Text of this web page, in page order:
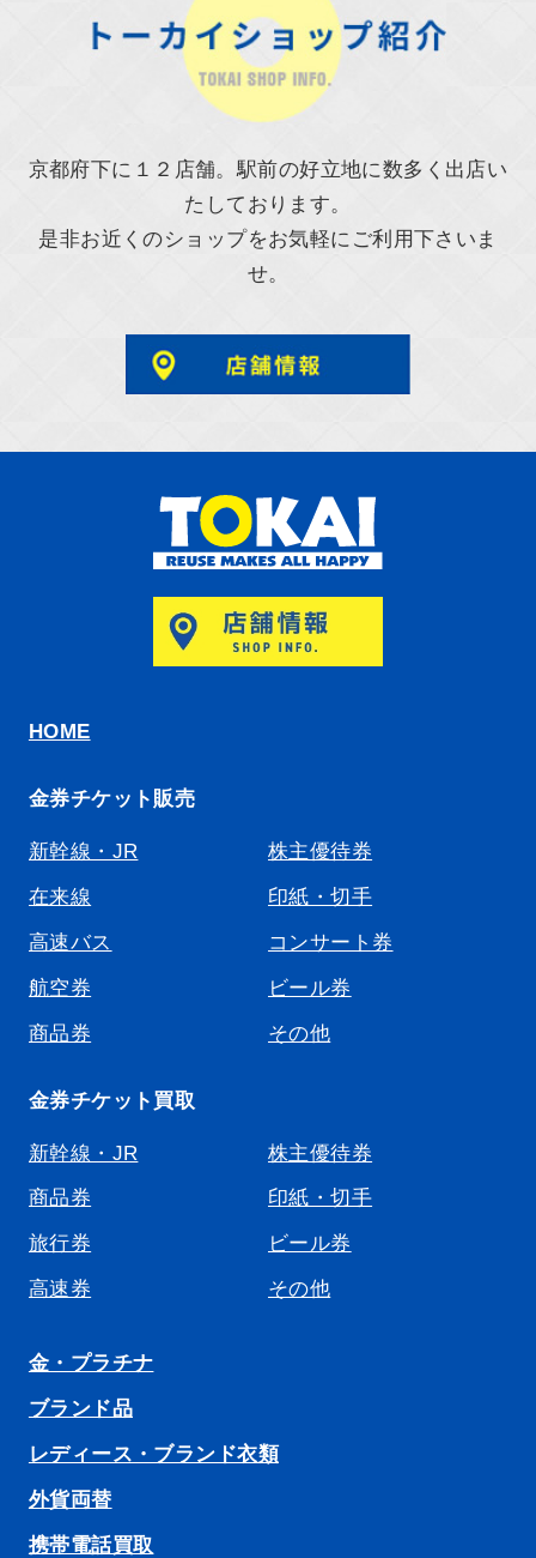
京都府下に１２店舗。駅前の好立地に数多く出店い
たしております。
是非お近くのショップをお気軽にご利用下さいま
せ。
HOME
金券チケット販売
新幹線・JR
株主優待券
在来線
印紙・切手
高速バス
コンサート券
航空券
ビール券
商品券
その他
金券チケット買取
新幹線・JR
株主優待券
商品券
印紙・切手
旅行券
ビール券
高速券
その他
金・プラチナ
ブランド品
レディース・ブランド衣類
外貨両替
携帯電話買取